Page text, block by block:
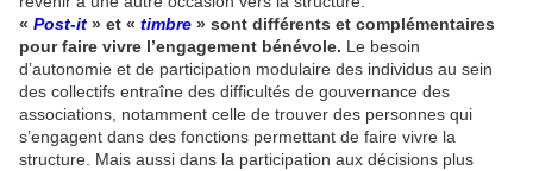
« Post-it » et « timbre » sont différents et complémentaires
pour faire vivre l’engagement bénévole. Le besoin
d’autonomie et de participation modulaire des individus au sein
des collectifs entraîne des difficultés de gouvernance des
associations, notamment celle de trouver des personnes qui
s’engagent dans des fonctions permettant de faire vivre la
structure. Mais aussi dans la participation aux décisions plus